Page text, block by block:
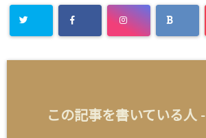
この記事を書いている人 -